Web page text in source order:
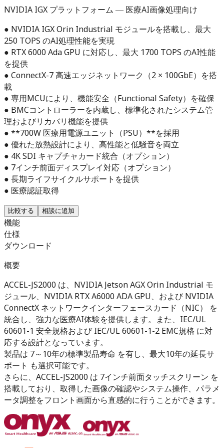
NVIDIA IGX プラットフォーム ― 医療AI画像処理向け
● NVIDIA IGX Orin Industrial モジュールを搭載し、最大
250 TOPS のAI処理性能を実現
● RTX 6000 Ada GPU に対応し、最大 1700 TOPS のAI性能
を提供
● ConnectX-7 高速エッジネットワーク（2 × 100GbE）を搭
載
● 専用MCUにより、機能安全（Functional Safety）を確保
● BMCコントローラーを内蔵し、標準化されたシステム管
理およびリカバリ機能を提供
● **700W 医療用電源ユニット（PSU）**を採用
● 優れた放熱設計により、高性能と低騒音を両立
● 4K SDI キャプチャカード統合（オプション）
● 7インチ前面ディスプレイ対応（オプション）
● 長期ライフサイクルサポートを提供
● 医療認証取得
比較する 相談に追加
機能
仕様
ダウンロード
概要
ACCEL-JS2000 は、NVIDIA Jetson AGX Orin Industrial モ
ジュール、NVIDIA RTX A6000 ADA GPU、および NVIDIA
ConnectX ネットワークインターフェースカード（NIC） を
統合し、強力な医療AI体験を提供します。また、IEC/UL
60601-1 安全規格および IEC/UL 60601-1-2 EMC規格 に対
応する設計となっています。
製品は 7～10年の標準製品寿命 を有し、最大10年の延長サ
ポート も選択可能です。
さらに、ACCEL-JS2000 は 7インチ前面タッチスクリーン を
搭載しており、取得した画像の確認やシステム操作、パラメ
ータ調整をフロント画面から直感的に行うことができます。